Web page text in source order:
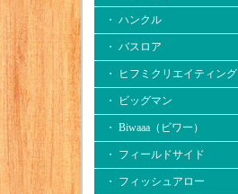
・ ハンクル
・ バスロア
・ ヒフミクリエイティング
・ ビッグマン
・ Biwaaa（ビワー）
・ フィールドサイド
・ フィッシュアロー